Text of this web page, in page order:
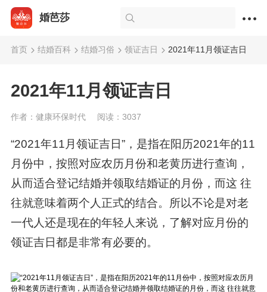
婚芭莎
首页 结婚百科 结婚习俗 领证吉日 2021年11月领证吉日
2021年11月领证吉日
作者：健康环保时代 阅读：3037
“2021年11月领证吉日”，是指在阳历2021年的11
月份中，按照对应农历月份和老黄历进行查询，
从而适合登记结婚并领取结婚证的月份，而这 往
往就意味着两个人正式的结合。所以不论是对老
一代人还是现在的年轻人来说，了解对应月份的
领证吉日都是非常有必要的。